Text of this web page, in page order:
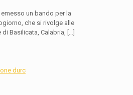
emesso un bando per la
che si rivolge alle
Basilicata, Calabria, […]